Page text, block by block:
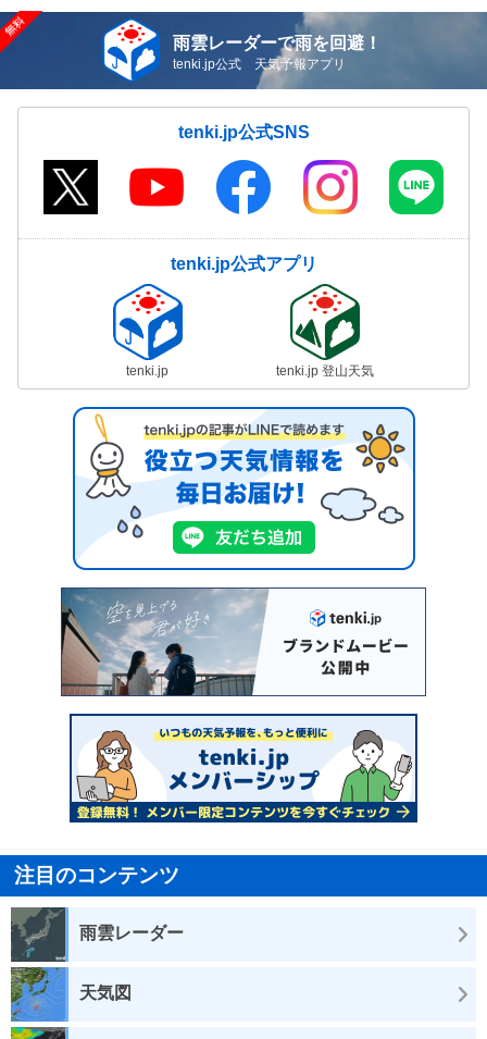
雨雲レーダーで雨を回避！
tenki.jp公式 天気予報アプリ
tenki.jp公式SNS
tenki.jp公式アプリ
tenki.jp tenki.jp 登山天気
注目のコンテンツ
雨雲レーダー
天気図